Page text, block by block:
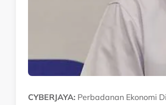
CYBERJAYA: Perbadanan Ekonomi